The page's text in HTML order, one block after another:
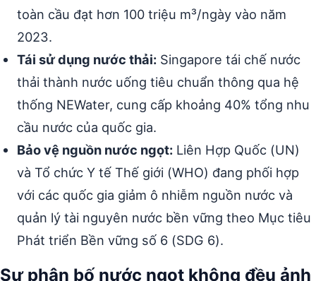
toàn cầu đạt hơn 100 triệu m³/ngày vào năm
2023.
Tái sử dụng nước thải: Singapore tái chế nước
thải thành nước uống tiêu chuẩn thông qua hệ
thống NEWater, cung cấp khoảng 40% tổng nhu
cầu nước của quốc gia.
Bảo vệ nguồn nước ngọt: Liên Hợp Quốc (UN)
và Tổ chức Y tế Thế giới (WHO) đang phối hợp
với các quốc gia giảm ô nhiễm nguồn nước và
quản lý tài nguyên nước bền vững theo Mục tiêu
Phát triển Bền vững số 6 (SDG 6).
Sự phân bố nước ngọt không đều ảnh